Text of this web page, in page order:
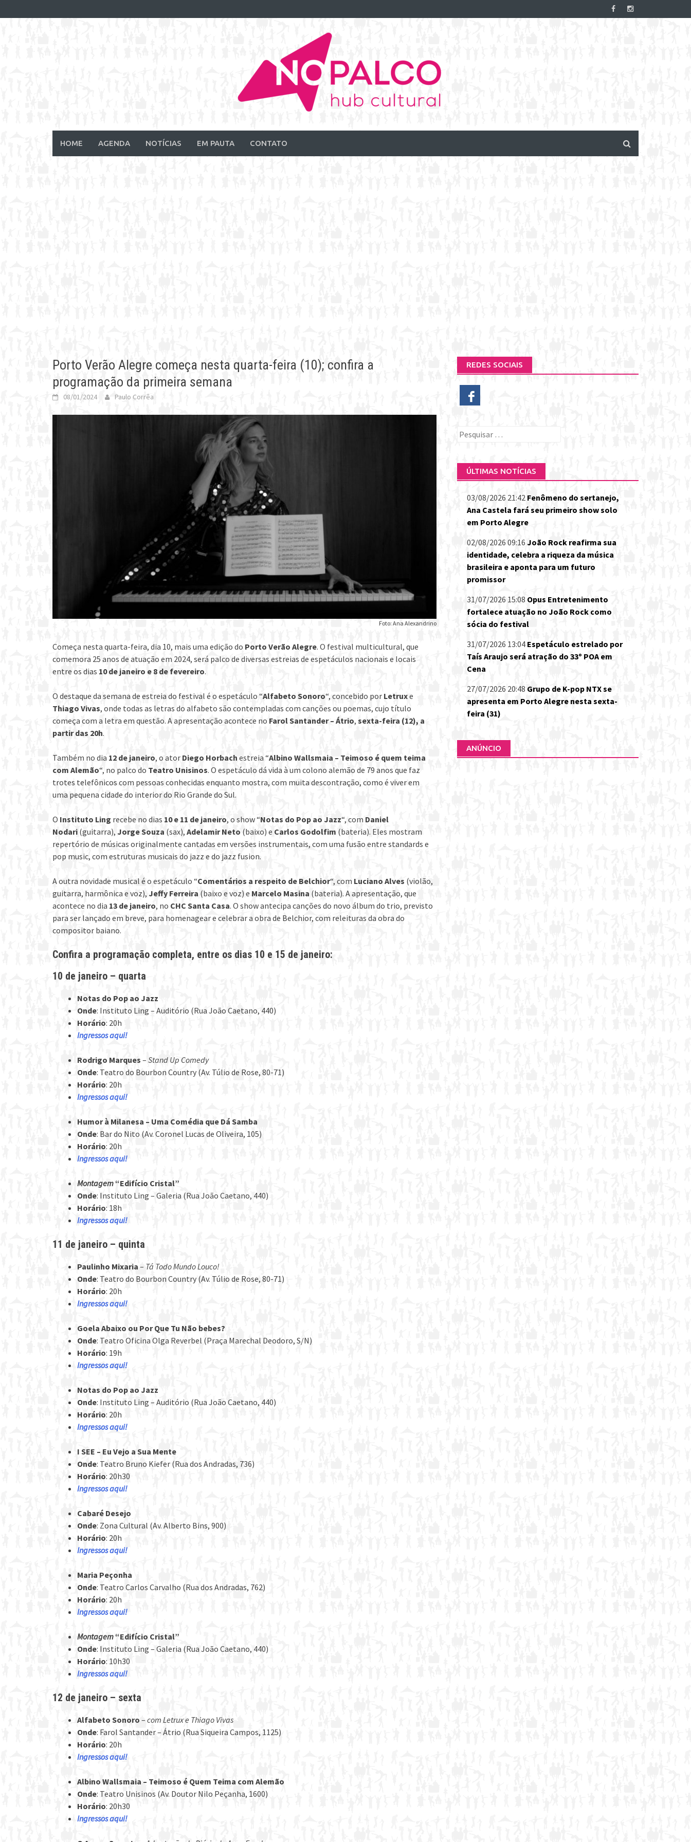
to
HOME AGENDA NOTÍCIAS EM PAUTA CONTATO
Porto Verão Alegre começa nesta quarta-feira (10); confira a
programação da primeira semana
08/01/2024 Paulo Corrêa
Foto: Ana Alexandrino
Começa nesta quarta-feira, dia 10, mais uma edição do Porto Verão Alegre. O festival multicultural, que
comemora 25 anos de atuação em 2024, será palco de diversas estreias de espetáculos nacionais e locais
entre os dias 10 de janeiro e 8 de fevereiro.
O destaque da semana de estreia do festival é o espetáculo “Alfabeto Sonoro“, concebido por Letruxe
Thiago Vivas, onde todas as letras do alfabeto são contempladas com canções ou poemas, cujo título
começa com a letra em questão. A apresentação acontece no Farol Santander – Átrio, sexta-feira (12), a
partir das 20h.
Também no dia 12 de janeiro, o ator Diego Horbach estreia “Albino Wallsmaia – Teimoso é quem teima
com Alemão“, no palco do Teatro Unisinos. O espetáculo dá vida à um colono alemão de 79 anos que faz
trotes telefônicos com pessoas conhecidas enquanto mostra, com muita descontração, como é viver em
uma pequena cidade do interior do Rio Grande do Sul.
O Instituto Ling recebe no dias 10 e 11 de janeiro, o show “Notas do Pop ao Jazz“, com Daniel
Nodari (guitarra), Jorge Souza (sax), Adelamir Neto (baixo) e Carlos Godolfim (bateria). Eles mostram
repertório de músicas originalmente cantadas em versões instrumentais, com uma fusão entre standards e
pop music, com estruturas musicais do jazz e do jazz fusion.
A outra novidade musical é o espetáculo “Comentários a respeito de Belchior“, com Luciano Alves (violão,
guitarra, harmônica e voz), Jeffy Ferreira (baixo e voz) e Marcelo Masina (bateria). A apresentação, que
acontece no dia 13 de janeiro, no CHC Santa Casa. O show antecipa canções do novo álbum do trio, previsto
para ser lançado em breve, para homenagear e celebrar a obra de Belchior, com releituras da obra do
compositor baiano.
Confira a programação completa, entre os dias 10 e 15 de janeiro:
10 de janeiro – quarta
Notas do Pop ao Jazz
Onde: Instituto Ling – Auditório (Rua João Caetano, 440)
Horário: 20h
Ingressos aqui!
Rodrigo Marques – Stand Up Comedy
Onde: Teatro do Bourbon Country (Av. Túlio de Rose, 80-71)
Horário: 20h
Ingressos aqui!
Humor à Milanesa – Uma Comédia que Dá Samba
Onde: Bar do Nito (Av. Coronel Lucas de Oliveira, 105)
Horário: 20h
Ingressos aqui!
Montagem“Edifício Cristal”
Onde: Instituto Ling – Galeria (Rua João Caetano, 440)
Horário: 18h
Ingressos aqui!
11 de janeiro – quinta
Paulinho Mixaria – Tá Todo Mundo Louco!
Onde: Teatro do Bourbon Country (Av. Túlio de Rose, 80-71)
Horário: 20h
Ingressos aqui!
Goela Abaixo ou Por Que Tu Não bebes?
Onde: Teatro Oficina Olga Reverbel (Praça Marechal Deodoro, S/N)
Horário: 19h
Ingressos aqui!
Notas do Pop ao Jazz
Onde: Instituto Ling – Auditório (Rua João Caetano, 440)
Horário: 20h
Ingressos aqui!
I SEE – Eu Vejo a Sua Mente
Onde: Teatro Bruno Kiefer (Rua dos Andradas, 736)
Horário: 20h30
Ingressos aqui!
Cabaré Desejo
Onde: Zona Cultural (Av. Alberto Bins, 900)
Horário: 20h
Ingressos aqui!
Maria Peçonha
Onde: Teatro Carlos Carvalho (Rua dos Andradas, 762)
Horário: 20h
Ingressos aqui!
Montagem“Edifício Cristal”
Onde: Instituto Ling – Galeria (Rua João Caetano, 440)
Horário: 10h30
Ingressos aqui!
12 de janeiro – sexta
Alfabeto Sonoro – com Letrux e Thiago Vivas
Onde: Farol Santander – Átrio (Rua Siqueira Campos, 1125)
Horário: 20h
Ingressos aqui!
Albino Wallsmaia – Teimoso é Quem Teima com Alemão
Onde: Teatro Unisinos (Av. Doutor Nilo Peçanha, 1600)
Horário: 20h30
Ingressos aqui!
REDES SOCIAIS
Pesquisar
ÚLTIMAS NOTÍCIAS
03/08/2026 21:42 Fenômeno do sertanejo,
Ana Castela fará seu primeiro show solo
em Porto Alegre
02/08/2026 09:16 João Rock reafirma sua
identidade, celebra a riqueza da música
brasileira e aponta para um futuro
promissor
31/07/2026 15:08 Opus Entretenimento
fortalece atuação no João Rock como
sócia do festival
31/07/2026 13:04 Espetáculo estrelado por
Taís Araujo será atração do 33º POA em
Cena
27/07/2026 20:48 Grupo de K-pop NTX se
apresenta em Porto Alegre nesta sexta-
feira (31)
ANÚNCIO